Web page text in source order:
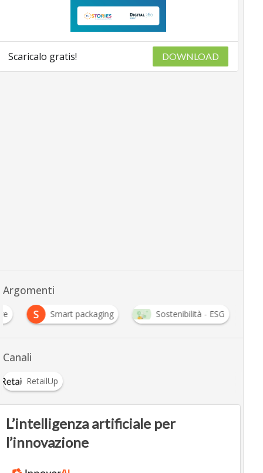
Scaricalo gratis! DOWNLOAD
Argomenti
S Smart packaging Sostenibilità - ESG
Canali
RetailUp
L’intelligenza artificiale per
l’innovazione